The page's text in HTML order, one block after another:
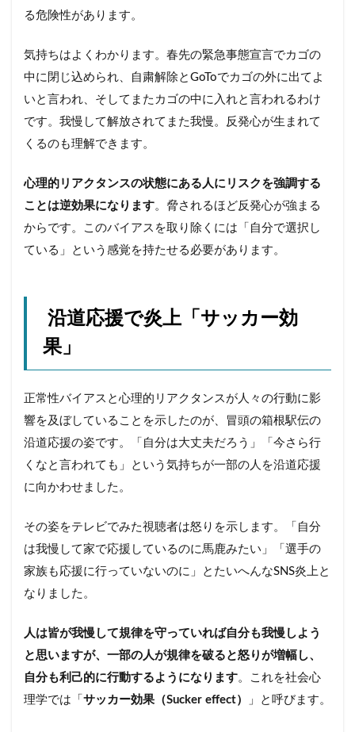
る危険性があります。
気持ちはよくわかります。春先の緊急事態宣言でカゴの
中に閉じ込められ、自粛解除とGoToでカゴの外に出てよ
いと言われ、そしてまたカゴの中に入れと言われるわけ
です。我慢して解放されてまた我慢。反発心が生まれて
くるのも理解できます。
心理的リアクタンスの状態にある人にリスクを強調する
ことは逆効果になります。脅されるほど反発心が強まる
からです。このバイアスを取り除くには「自分で選択し
ている」という感覚を持たせる必要があります。
沿道応援で炎上「サッカー効
果」
正常性バイアスと心理的リアクタンスが人々の行動に影
響を及ぼしていることを示したのが、冒頭の箱根駅伝の
沿道応援の姿です。「自分は大丈夫だろう」「今さら行
くなと言われても」という気持ちが一部の人を沿道応援
に向かわせました。
その姿をテレビでみた視聴者は怒りを示します。「自分
は我慢して家で応援しているのに馬鹿みたい」「選手の
家族も応援に行っていないのに」とたいへんなSNS炎上と
なりました。
人は皆が我慢して規律を守っていれば自分も我慢しよう
と思いますが、一部の人が規律を破ると怒りが増幅し、
自分も利己的に行動するようになります。これを社会心
理学では「 サッカー効果（Sucker effect） 」と呼びます。